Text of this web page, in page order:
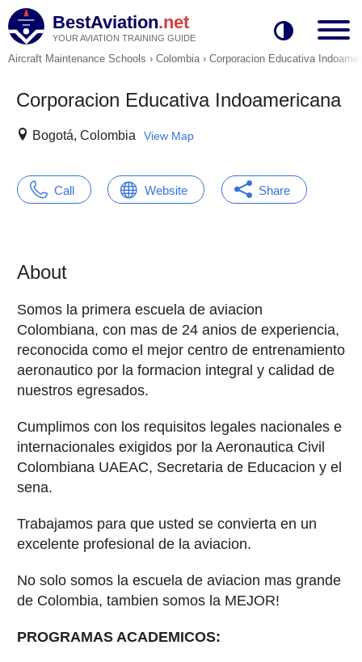
BestAviation.net
YOUR AVIATION TRAINING GUIDE
Aircraft Maintenance Schools › Colombia› Corporacion Educativa
Corporacion Educativa Indoamericana
Bogotá, Colombia View Map
Call Website Share
About
Somos la primera escuela de aviacion
Colombiana, con mas de 24 anios de experiencia,
reconocida como el mejor centro de entrenamiento
aeronautico por la formacion integral y calidad de
nuestros egresados.
Cumplimos con los requisitos legales nacionales e
internacionales exigidos por la Aeronautica Civil
Colombiana UAEAC, Secretaria de Educacion y el
sena.
Trabajamos para que usted se convierta en un
excelente profesional de la aviacion.
No solo somos la escuela de aviacion mas grande
de Colombia, tambien somos la MEJOR!
PROGRAMAS ACADEMICOS: